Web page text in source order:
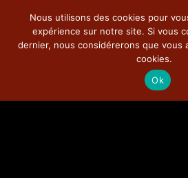
Ciné-Concert
Nous utilisons des cookies pour
expérience sur notre site. Si vous
dernier, nous considérerons que vous
cookies.
Ok